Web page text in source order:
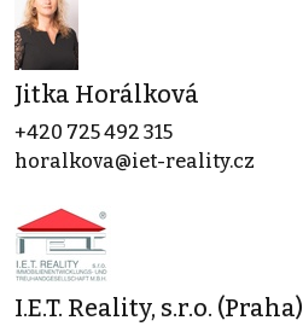
Jitka Horálková
+420 725 492 315
horalkova@iet-reality.cz
I.E.T. Reality, s.r.o. (Praha)